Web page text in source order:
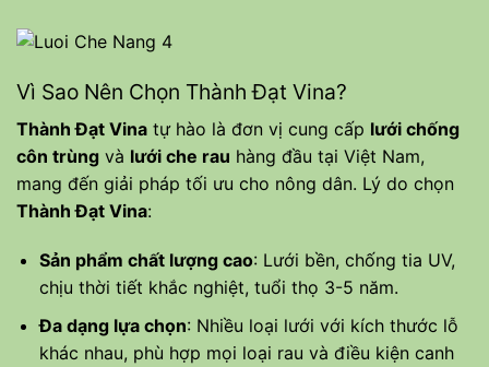
Vì Sao Nên Chọn Thành Đạt Vina?
Thành Đạt Vina tự hào là đơn vị cung cấp lưới chống
côn trùng và lưới che rau hàng đầu tại Việt Nam,
mang đến giải pháp tối ưu cho nông dân. Lý do chọn
Thành Đạt Vina:
Sản phẩm chất lượng cao: Lưới bền, chống tia UV,
chịu thời tiết khắc nghiệt, tuổi thọ 3-5 năm.
Đa dạng lựa chọn: Nhiều loại lưới với kích thước lỗ
khác nhau, phù hợp mọi loại rau và điều kiện canh